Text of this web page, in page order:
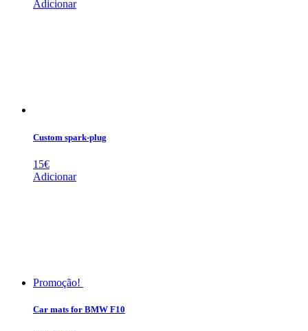
preço
Adicionar
Custom spark-plug
15€
Adicionar
Promoção!
Car mats for BMW F10